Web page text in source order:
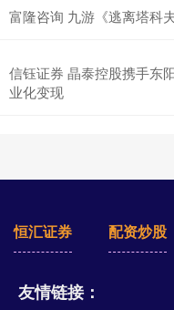
富隆咨询 九游《逃离塔科
信钰证券 晶泰控股携手东
业化变现
恒汇证券 配资炒股
友情链接：